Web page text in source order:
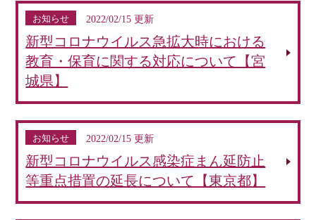
お知らせ 2022/02/15 更新
新型コロナウイルス急拡大時における
教育・保育に関する対応について【宮
城県】
お知らせ 2022/02/15 更新
新型コロナウイルス感染症まん延防止
等重点措置の延長について【東京都】